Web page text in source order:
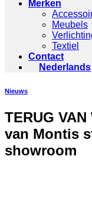
Merken
Meubels
Textiel
Contact
Nederlands
Nieuws
TERUG
van Montis
showroom